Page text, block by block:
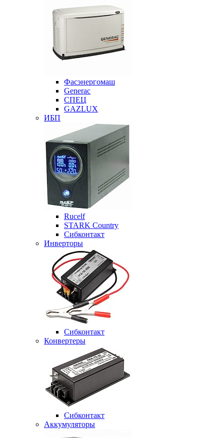
Фасэнергомаш
Generac
СПЕЦ
GAZLUX
ИБП
Rucelf
STARK Country
Сибконтакт
Инверторы
Сибконтакт
Конвертеры
Сибконтакт
Аккумуляторы